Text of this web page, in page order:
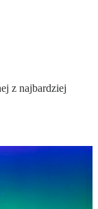
z najbardziej